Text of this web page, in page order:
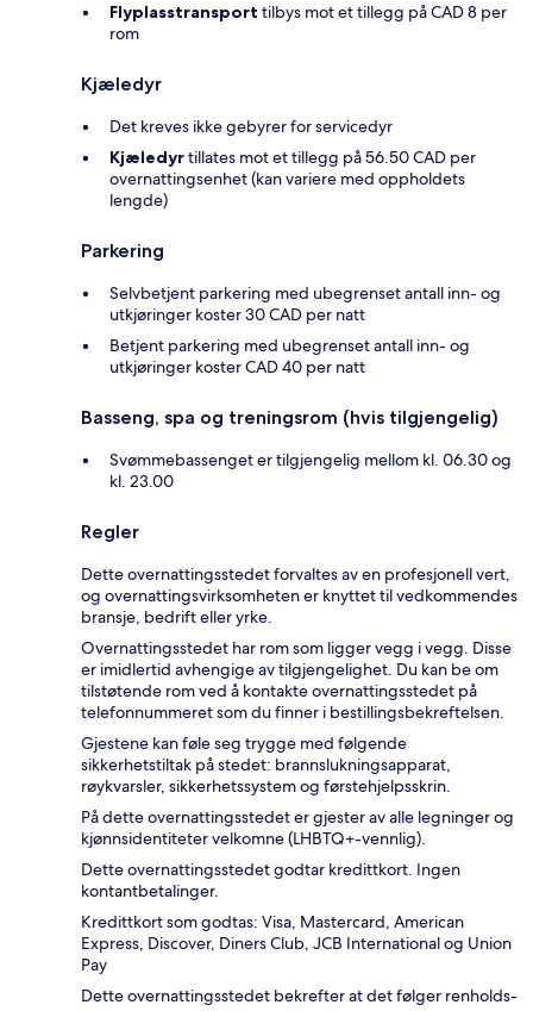
Flyplasstransport tilbys mot et tillegg på CAD 8 per
rom
Kjæledyr
Det kreves ikke gebyrer for servicedyr
Kjæledyrtillates mot et tillegg på 56.50 CAD per
overnattingsenhet (kan variere med oppholdets
lengde)
Parkering
Selvbetjent parkering med ubegrenset antall inn- og
utkjøringer koster 30 CAD per natt
Betjent parkering med ubegrenset antall inn- og
utkjøringer koster CAD 40 per natt
Basseng, spa og treningsrom (hvis tilgjengelig)
Svømmebassenget er tilgjengelig mellom kl. 06.30 og
kl. 23.00
Regler
Dette overnattingsstedet forvaltes av en profesjonell vert,
og overnattingsvirksomheten er knyttet til vedkommendes
bransje, bedrift eller yrke.
Overnattingsstedet har rom som ligger vegg i vegg. Disse
er imidlertid avhengige av tilgjengelighet. Du kan be om
tilstøtende rom ved å kontakte overnattingsstedet på
telefonnummeret som du finner i bestillingsbekreftelsen.
Gjestene kan føle seg trygge med følgende
sikkerhetstiltak på stedet: brannslukningsapparat,
røykvarsler, sikkerhetssystem og førstehjelpsskrin.
På dette overnattingsstedet er gjester av alle legninger og
kjønnsidentiteter velkomne (LHBTQ+-vennlig).
Dette overnattingsstedet godtar kredittkort. Ingen
kontantbetalinger.
Kredittkort som godtas: Visa, Mastercard, American
Express, Discover, Diners Club, JCB International og Union
Pay
Dette overnattingsstedet bekrefter at det følger renholds-